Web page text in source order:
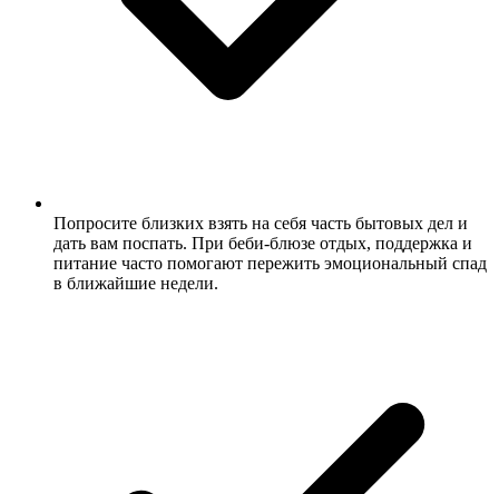
Попросите близких взять на себя часть бытовых дел и
дать вам поспать. При беби-блюзе отдых, поддержка и
питание часто помогают пережить эмоциональный спад
в ближайшие недели.